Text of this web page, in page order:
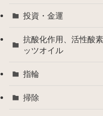
投資・金運
抗酸化作用、活性酸
ッツオイル
指輪
掃除